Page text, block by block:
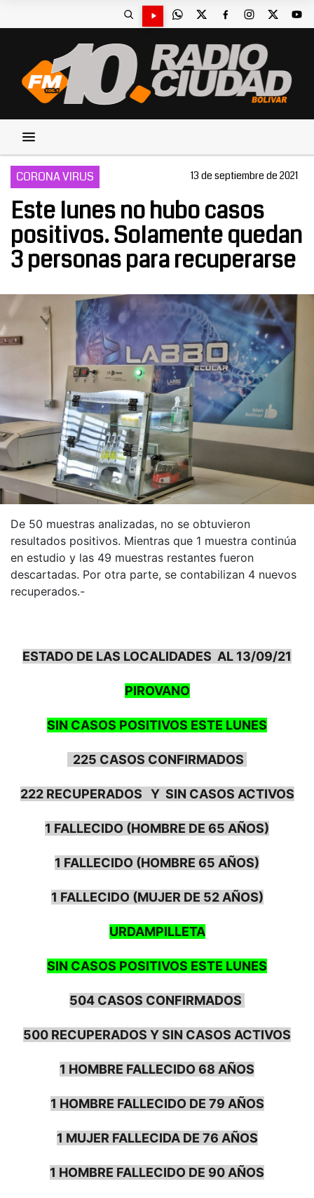
CORONA VIRUS 13 de septiembre de 2021
Este lunes no hubo casos
positivos. Solamente quedan
3 personas para recuperarse
De 50 muestras analizadas, no se obtuvieron
resultados positivos. Mientras que 1 muestra continúa
en estudio y las 49 muestras restantes fueron
descartadas. Por otra parte, se contabilizan 4 nuevos
recuperados.-
ESTADO DE LAS LOCALIDADES AL 13/09/21
PIROVANO
SIN CASOS POSITIVOS ESTE LUNES
225 CASOS CONFIRMADOS
222 RECUPERADOS Y SIN CASOS ACTIVOS
1 FALLECIDO (HOMBRE DE 65 AÑOS)
1 FALLECIDO (HOMBRE 65 AÑOS)
1 FALLECIDO (MUJER DE 52 AÑOS)
URDAMPILLETA
SIN CASOS POSITIVOS ESTE LUNES
504 CASOS CONFIRMADOS
500 RECUPERADOS Y SIN CASOS ACTIVOS
1 HOMBRE FALLECIDO 68 AÑOS
1 HOMBRE FALLECIDO DE 79 AÑOS
1 MUJER FALLECIDA DE 76 AÑOS
1 HOMBRE FALLECIDO DE 90 AÑOS